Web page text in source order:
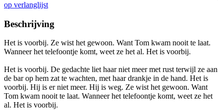
op verlanglijst
Beschrijving
Het is voorbij. Ze wist het gewoon. Want Tom kwam nooit te laat.
Wanneer het telefoontje komt, weet ze het al. Het is voorbij.
Het is voorbij. De gedachte liet haar niet meer met rust terwijl ze aan
de bar op hem zat te wachten, met haar drankje in de hand. Het is
voorbij. Hij is er niet meer. Hij is weg. Ze wist het gewoon. Want
Tom kwam nooit te laat. Wanneer het telefoontje komt, weet ze het
al. Het is voorbij.